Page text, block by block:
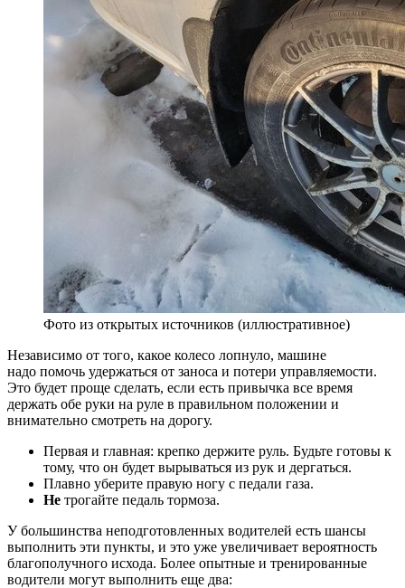
Фото из открытых источников (иллюстративное)
Независимо от того, какое колесо лопнуло, машине
надо помочь удержаться от заноса и потери управляемости.
Это будет проще сделать, если есть привычка все время
держать обе руки на руле в правильном положении и
внимательно смотреть на дорогу.
Первая и главная: крепко держите руль. Будьте готовы к
тому, что он будет вырываться из рук и дергаться.
Плавно уберите правую ногу с педали газа.
Не трогайте педаль тормоза.
У большинства неподготовленных водителей есть шансы
выполнить эти пункты, и это уже увеличивает вероятность
благополучного исхода. Более опытные и тренированные
водители могут выполнить еще два: